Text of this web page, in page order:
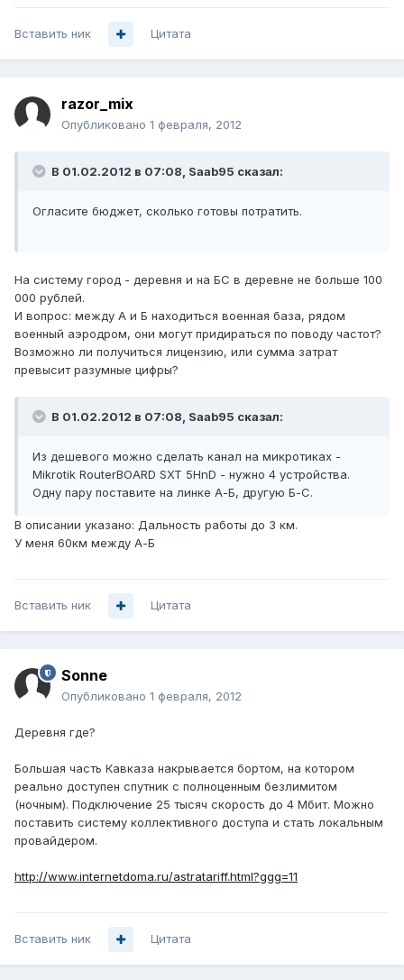
Вставить ник Цитата
razor_mix
Опубликовано 1 февраля, 2012
В 01.02.2012 в 07:08, Saab95 сказал:
Огласите бюджет, сколько готовы потратить.
На систему город - деревня и на БС в деревне не больше 100
000 рублей.
И вопрос: между А и Б находиться военная база, рядом
военный аэродром, они могут придираться по поводу частот?
Возможно ли получиться лицензию, или сумма затрат
превысит разумные цифры?
В 01.02.2012 в 07:08, Saab95 сказал:
Из дешевого можно сделать канал на микротиках -
Mikrotik RouterBOARD SXT 5HnD - нужно 4 устройства.
Одну пару поставите на линке А-Б, другую Б-С.
В описании указано: Дальность работы до 3 км.
У меня 60км между А-Б
Вставить ник Цитата
Sonne
Опубликовано 1 февраля, 2012
Деревня где?
Большая часть Кавказа накрывается бортом, на котором
реально доступен спутник с полноценным безлимитом
(ночным). Подключение 25 тысяч скорость до 4 Мбит. Можно
поставить систему коллективного доступа и стать локальным
провайдером.
http://www.internetdoma.ru/astratariff.html?ggg=11
Вставить ник Цитата